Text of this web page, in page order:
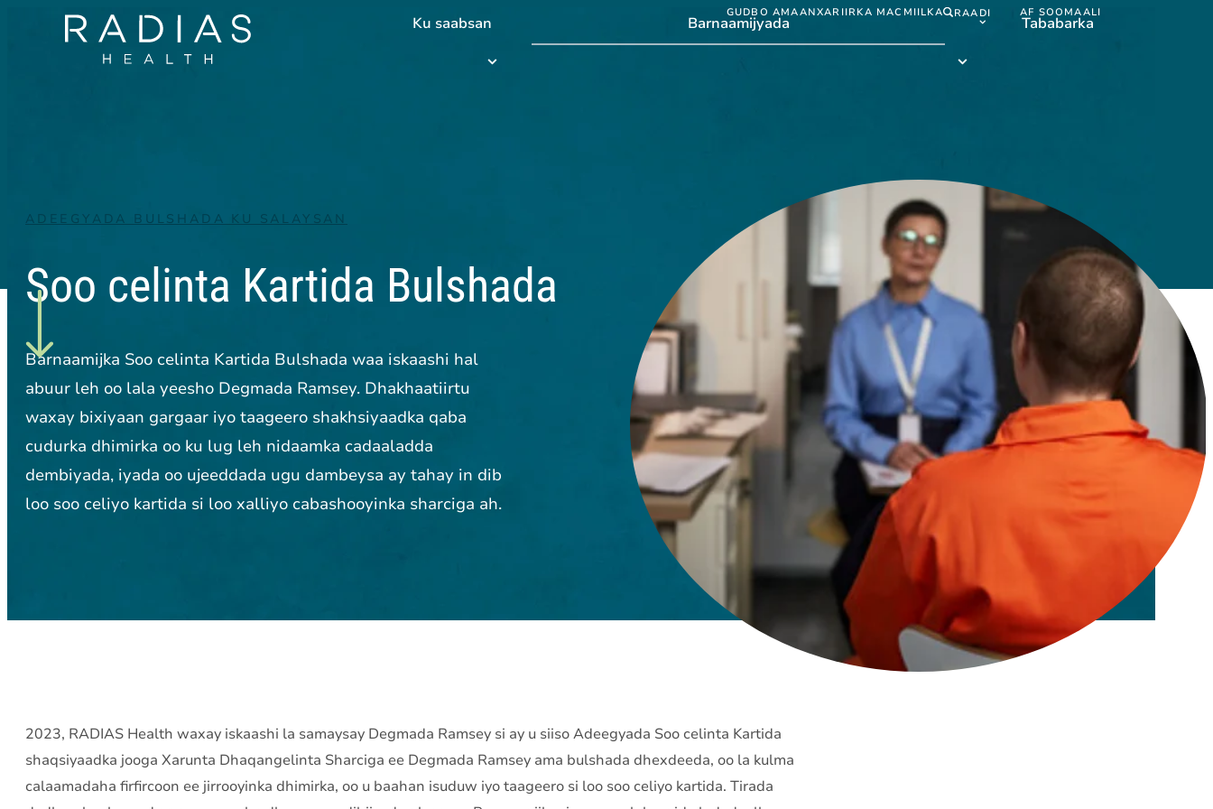
GUDBO AMAANXARIIRKA MACMIILKA RAADI AF SOOMAALI
Af
Ku saabsan
Barnaamijyada
Barnaamijyada
Tababarka
Tababarka
ADEEGYADA BULSHADA KU SALAYSAN
Soo celinta Kartida Bulshada
Barnaamijka Soo celinta Kartida Bulshada waa iskaashi hal
abuur leh oo lala yeesho Degmada Ramsey. Dhakhaatiirtu
waxay bixiyaan gargaar iyo taageero shakhsiyaadka qaba
cudurka dhimirka oo ku lug leh nidaamka cadaaladda
dembiyada, iyada oo ujeeddada ugu dambeysa ay tahay in dib
loo soo celiyo kartida si loo xalliyo cabashooyinka sharciga ah.
2023, RADIAS Health waxay iskaashi la samaysay Degmada Ramsey si ay u siiso Adeegyada Soo celinta Kartida
shaqsiyaadka jooga Xarunta Dhaqangelinta Sharciga ee Degmada Ramsey ama bulshada dhexdeeda, oo la kulma
calaamadaha firfircoon ee jirrooyinka dhimirka, oo u baahan isuduw iyo taageero si loo soo celiyo kartida. Tirada